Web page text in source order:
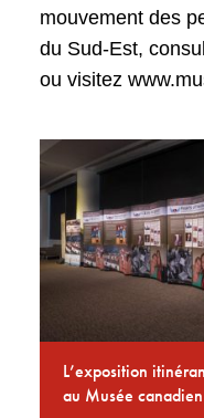
mouvement des
du Sud-Est,
ou visitez
L’exposition
au Musée